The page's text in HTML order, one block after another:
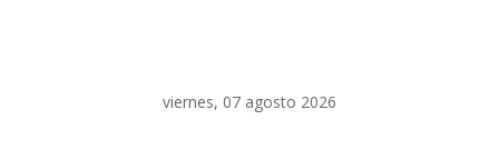
viernes, 07 agosto 2026